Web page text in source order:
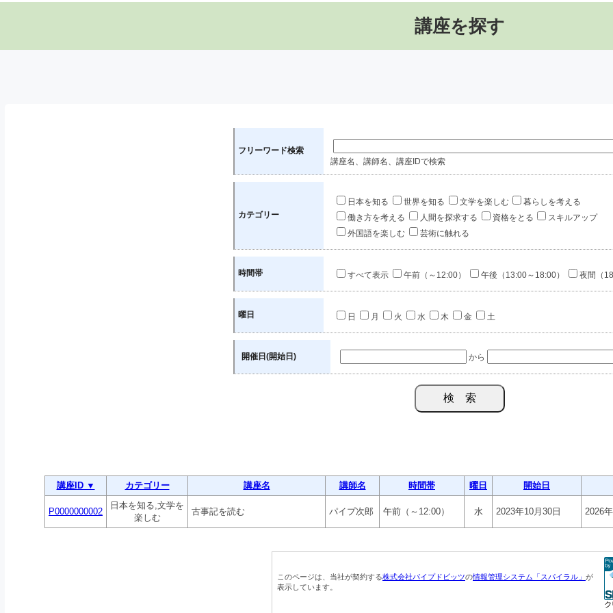
講座を探す
フリーワード検索
講座名、講師名、講座IDで検索
カテゴリー
日本を知る 世界を知る 文学を楽しむ
暮らしを考える
働き方を考える
人間を探求する 資格をとる
スキルアップ
外国語を楽しむ
芸術に触れる
時間帯 すべて表示 午前（～12:00） 午後（13:00～18:00） 夜間（
曜日 日 月 火 水 木 金 土
開催日(開始日) から
講座ID ▼ カテゴリー 講座名 講師名 時間帯 曜日 開始日
P0000000002
日本を知る,文学を
楽しむ
古事記を読む パイプ次郎 午前（～12:00） 水 2023年10月30日 2026
このページは、当社が契約する株式会社パイプドビッツの情報管理システム「スパイラル」 が
表示しています。